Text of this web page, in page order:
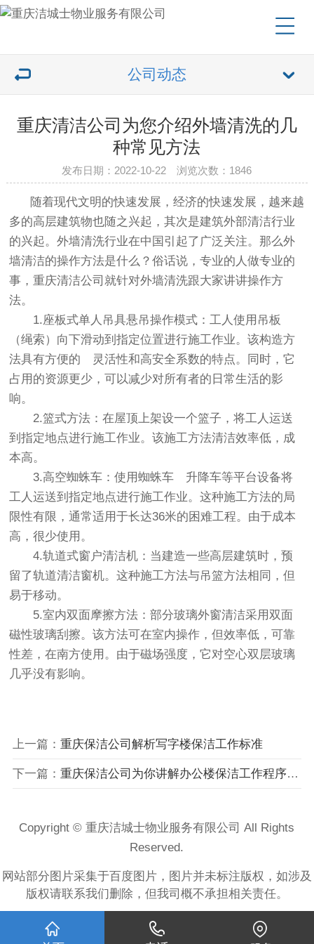
公司动态
重庆清洁公司为您介绍外墙清洗的几
种常见方法
发布日期：2022-10-22 浏览次数：1846
随着现代文明的快速发展，经济的快速发展，越来越
多的高层建筑物也随之兴起，其次是建筑外部清洁行业
的兴起。外墙清洗行业在中国引起了广泛关注。那么外
墙清洁的操作方法是什么？俗话说，专业的人做专业的
事，重庆清洁公司就针对外墙清洗跟大家讲讲操作方
法。
1.座板式单人吊具悬吊操作模式：工人使用吊板
（绳索）向下滑动到指定位置进行施工作业。该构造方
法具有方便的 灵活性和高安全系数的特点。同时，它
占用的资源更少，可以减少对所有者的日常生活的影
响。
2.篮式方法：在屋顶上架设一个篮子，将工人运送
到指定地点进行施工作业。该施工方法清洁效率低，成
本高。
3.高空蜘蛛车：使用蜘蛛车 升降车等平台设备将
工人运送到指定地点进行施工作业。这种施工方法的局
限性有限，通常适用于长达36米的困难工程。由于成本
高，很少使用。
4.轨道式窗户清洁机：当建造一些高层建筑时，预
留了轨道清洁窗机。这种施工方法与吊篮方法相同，但
易于移动。
5.室内双面摩擦方法：部分玻璃外窗清洁采用双面
磁性玻璃刮擦。该方法可在室内操作，但效率低，可靠
性差，在南方使用。由于磁场强度，它对空心双层玻璃
几乎没有影响。
上一篇： 重庆保洁公司解析写字楼保洁工作标准
下一篇： 重庆保洁公司为你讲解办公楼保洁工作程序及标准
Copyright © 重庆洁城士物业服务有限公司 All Rights
Reserved.
网站部分图片采集于百度图片，图片并未标注版权，如涉及
版权请联系我们删除，但我司概不承担相关责任。